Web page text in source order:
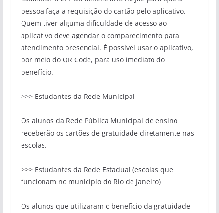
pessoa faça a requisição do cartão pelo aplicativo.
Quem tiver alguma dificuldade de acesso ao
aplicativo deve agendar o comparecimento para
atendimento presencial. É possível usar o aplicativo,
por meio do QRCode, para uso imediato do
benefício.
>>> Estudantes da Rede Municipal
Os alunos da Rede Pública Municipal de ensino
receberão os cartões de gratuidade diretamente nas
escolas.
>>> Estudantes da Rede Estadual (escolas que
funcionam no município do Rio de Janeiro)
Os alunos que utilizaram o benefício da gratuidade